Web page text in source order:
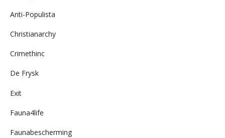
Anti-Populista
Christianarchy
Crimethinc
De Frysk
Exit
Fauna4life
Faunabescherming